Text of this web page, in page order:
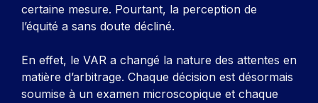
certaine mesure. Pourtant, la perception de
l’équité a sans doute décliné.
En effet, le VAR a changé la nature des attentes en
matière d’arbitrage. Chaque décision est désormais
soumise à un examen microscopique et chaque